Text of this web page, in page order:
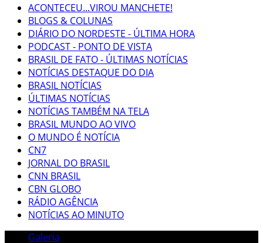
ACONTECEU...VIROU MANCHETE!
BLOGS & COLUNAS
DIÁRIO DO NORDESTE - ÚLTIMA HORA
PODCAST - PONTO DE VISTA
BRASIL DE FATO - ÚLTIMAS NOTÍCIAS
NOTÍCIAS DESTAQUE DO DIA
BRASIL NOTÍCIAS
ÚLTIMAS NOTÍCIAS
NOTÍCIAS TAMBÉM NA TELA
BRASIL MUNDO AO VIVO
O MUNDO É NOTÍCIA
CN7
JORNAL DO BRASIL
CNN BRASIL
CBN GLOBO
RÁDIO AGÊNCIA
NOTÍCIAS AO MINUTO
Galeria